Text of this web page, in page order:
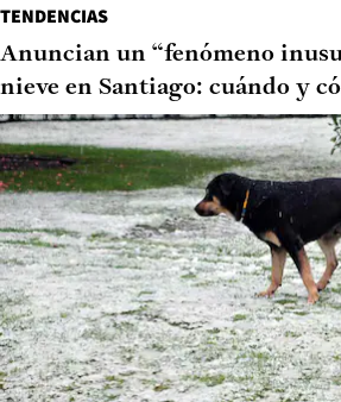
TENDENCIAS
Anuncian un “fenómeno
nieve en Santiago: cuándo y